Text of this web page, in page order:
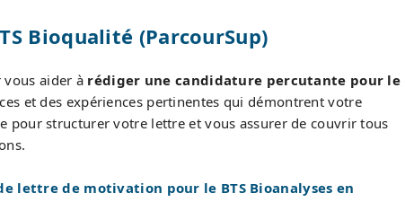
Bioqualité (ParcourSup)
aider à rédiger une candidature percutante pour le
et des expériences pertinentes qui démontrent votre
pour structurer votre lettre et vous assurer de couvrir tous
lettre de motivation pour le BTS Bioanalyses en